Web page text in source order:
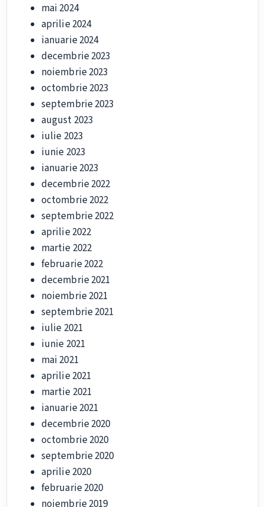
mai 2024
aprilie 2024
ianuarie 2024
decembrie 2023
noiembrie 2023
octombrie 2023
septembrie 2023
august 2023
iulie 2023
iunie 2023
ianuarie 2023
decembrie 2022
octombrie 2022
septembrie 2022
aprilie 2022
martie 2022
februarie 2022
decembrie 2021
noiembrie 2021
septembrie 2021
iulie 2021
iunie 2021
mai 2021
aprilie 2021
martie 2021
ianuarie 2021
decembrie 2020
octombrie 2020
septembrie 2020
aprilie 2020
februarie 2020
noiembrie 2019